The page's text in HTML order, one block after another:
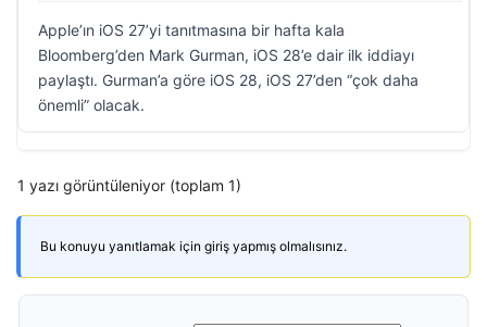
Apple’ın iOS 27’yi tanıtmasına bir hafta kala
Bloomberg’den Mark Gurman, iOS 28’e dair ilk iddiayı
paylaştı. Gurman’a göre iOS 28, iOS 27’den “çok daha
önemli” olacak.
1 yazı görüntüleniyor (toplam 1)
Bu konuyu yanıtlamak için giriş yapmış olmalısınız.